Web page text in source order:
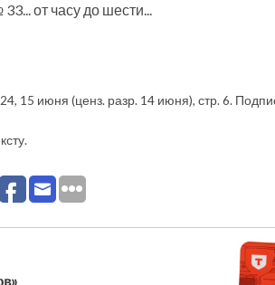
от часу до шести...
15 июня (ценз. разр. 14 июня), стр. 6.